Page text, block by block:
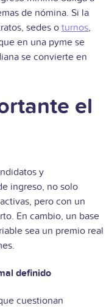
de nómina. Si la
sedes o turnos,
en una pyme se
se convierte en
el
y
ingreso, no solo
pero con un
En cambio, un base
sea un premio real
definido
cuestionan